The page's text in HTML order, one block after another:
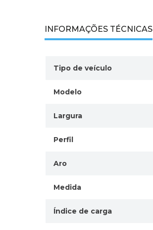
INFORMAÇÕES TÉCNICAS
Tipo de veículo
Modelo
Largura
Perfil
Aro
Medida
Índice de carga